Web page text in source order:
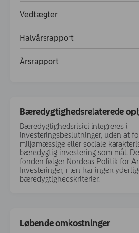
Vedtægter
(opens in new window)
Halvårsrapport
(opens in new window)
Årsrapport
(opens in new window)
Bæredygtighedsrelaterede
Bæredygtighedsrisici integreres i
investeringsbeslutninger, uden at
miljømæssige eller sociale
bæredygtig investering som mål.
fonden følger Nordeas Politik for
Investeringer, men har ingen
bæredygtighedskriterier.
Løbende omkostninger